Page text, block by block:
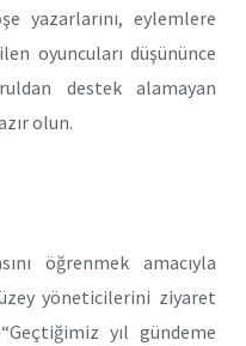
yazarlarını, eylemlere
oyuncuları düşününce
destek alamayan
olun.
öğrenmek amacıyla
yöneticilerini ziyaret
yıl gündeme